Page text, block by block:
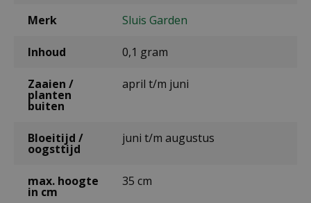
Merk Sluis Garden
Inhoud 0,1 gram
Zaaien /
planten
buiten
april t/m juni
Bloeitijd /
oogsttijd
juni t/m augustus
max. hoogte
in cm
35 cm